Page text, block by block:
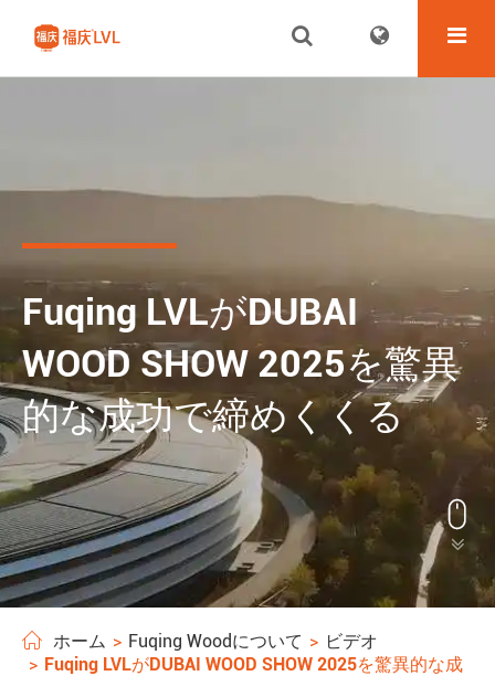
Fuqing LVLがDUBAI
WOOD SHOW 2025を驚異
的な成功で締めくくる


ホーム Fuqing Woodについて
ビデオ
Fuqing LVLがDUBAI WOOD SHOW 2025を驚異的な成